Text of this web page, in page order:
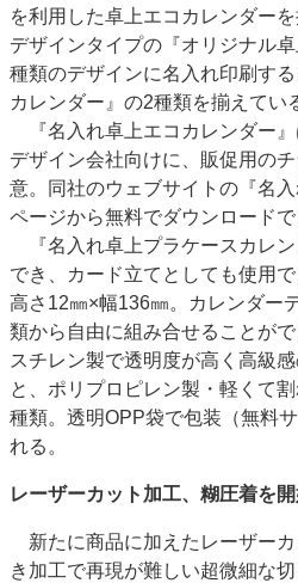
を利用した卓上エコカレンダー
デザインタイプの『オリジナル
種類のデザインに名入れ印刷す
カレンダー』の2種類を揃えてい
『名入れ卓上エコカレンダー』
デザイン会社向けに、販促用の
意。同社のウェブサイトの『名
ページから無料でダウンロードで
『名入れ卓上プラケースカレ
でき、カード立てとしても使用
高さ12㎜×幅136㎜。カレンダー
類から自由に組み合せることが
スチレン製で透明度が高く高級
と、ポリプロピレン製・軽くて
種類。透明OPP袋で包装（無料
れる。
レーザーカット加工、糊圧着を
新たに商品に加えたレーザー
き加工で再現が難しい超微細な